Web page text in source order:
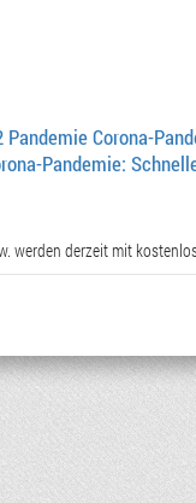
Corona-
Pandemie:
werden derzeit mit